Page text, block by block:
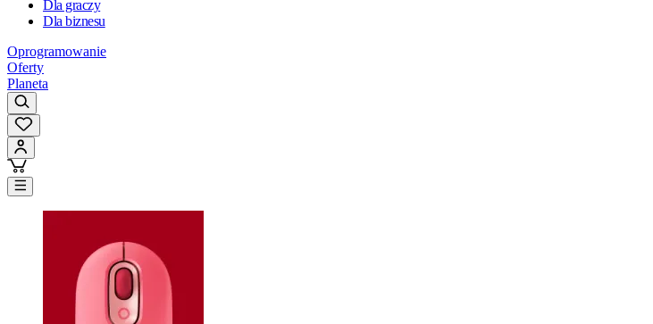
Dla graczy
Dla biznesu
Oprogramowanie
Oferty
Planeta